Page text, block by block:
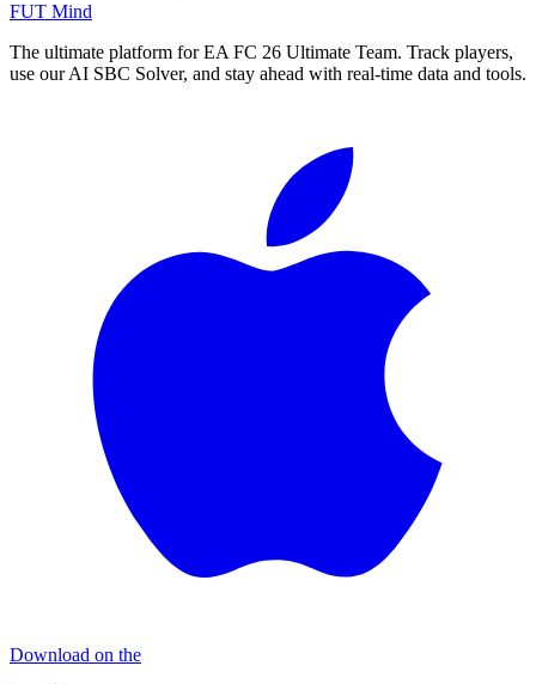
FUT Mind
The ultimate platform for EA FC 26 Ultimate Team. Track players,
use our AI SBC Solver, and stay ahead with real-time data and tools.
Download on the